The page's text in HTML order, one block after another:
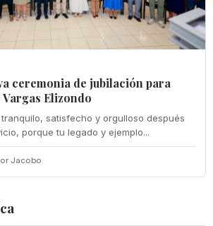
ceremonia de jubilación para
Elizondo
satisfecho y orgulloso después
porque tu legado y ejemplo...
Jacobo